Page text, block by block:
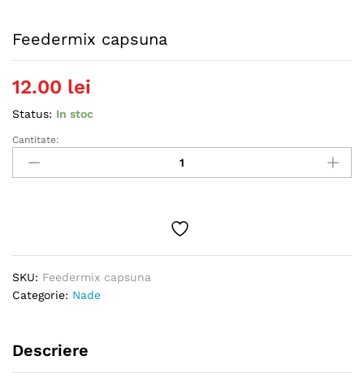
Feedermix capsuna
12.00 lei
Status: In stoc
Feedermix
capsuna
quantity
Cantitate:
SKU: Feedermix capsuna
Categorie: Nade
Descriere